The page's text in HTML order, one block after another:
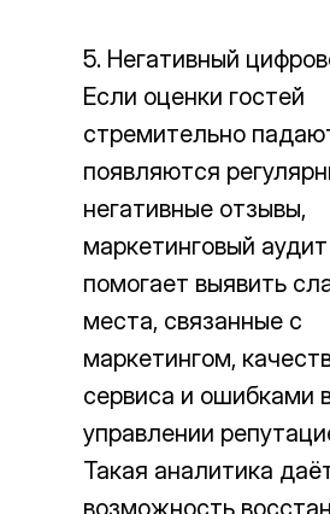
5. Негативный
Если оценки гостей
стремительно
появляются
негативные отзывы,
маркетинговый аудит
помогает выявить
места, связанные с
маркетингом,
сервиса и ошибками
управлении
Такая аналитика
возможность